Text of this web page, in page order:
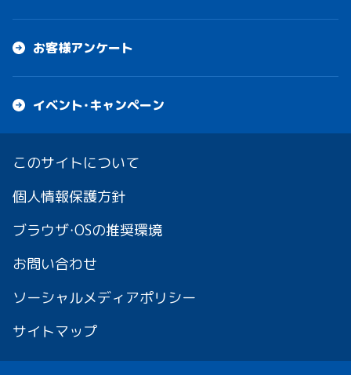
お客様アンケート
イベント・キャンペーン
このサイトについて
個人情報保護方針
ブラウザ・OSの推奨環境
お問い合わせ
ソーシャルメディアポリシー
サイトマップ